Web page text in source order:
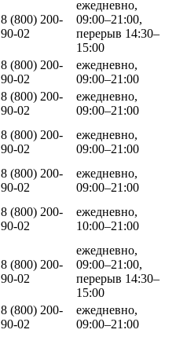
8 (800) 200-
90-02
ежедневно,
09:00–21:00,
перерыв 14:30–
15:00
8 (800) 200-
90-02
ежедневно,
09:00–21:00
8 (800) 200-
90-02
ежедневно,
09:00–21:00
8 (800) 200-
90-02
ежедневно,
09:00–21:00
8 (800) 200-
90-02
ежедневно,
09:00–21:00
8 (800) 200-
90-02
ежедневно,
10:00–21:00
8 (800) 200-
90-02
ежедневно,
09:00–21:00,
перерыв 14:30–
15:00
8 (800) 200-
90-02
ежедневно,
09:00–21:00